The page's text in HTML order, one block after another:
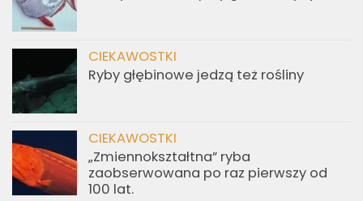
CIEKAWOSTKI
Ryby głębinowe jedzą też rośliny
CIEKAWOSTKI
„Zmiennokształtna” ryba
zaobserwowana po raz pierwszy od
100 lat.